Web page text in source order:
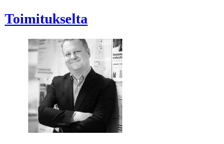
Toimitukselta